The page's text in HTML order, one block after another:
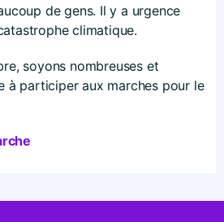
de gens. Il y a urgence
climatique.
soyons nombreuses et
à participer aux marches pour le